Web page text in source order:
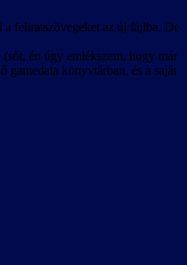
feliratszövegeket az új fájlba. De
én úgy emlékszem, hogy már
gamedata könyvtárban, és a saját